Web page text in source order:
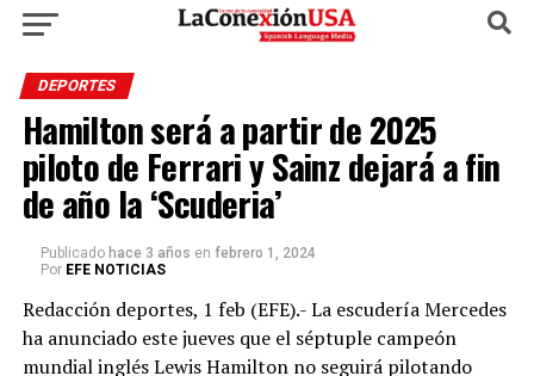
DEPORTES
Hamilton será a partir de 2025
piloto de Ferrari y Sainz dejará a fin
de año la ‘Scuderia’
Publicado hace 3 años en febrero 1, 2024
Por EFE NOTICIAS
Redacción deportes, 1 feb (EFE).- La escudería Mercedes
ha anunciado este jueves que el séptuple campeón
mundial inglés Lewis Hamilton no seguirá pilotando